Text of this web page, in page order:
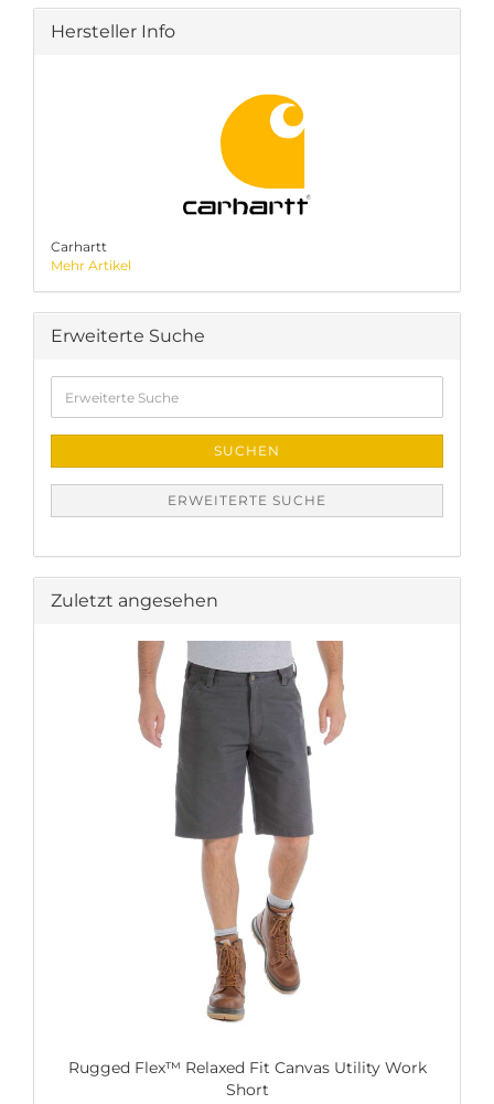
Hersteller Info
Carhartt
Mehr Artikel
Erweiterte Suche
Suche
SUCHEN
ERWEITERTE SUCHE
Zuletzt angesehen
Rugged Flex™ Relaxed Fit Canvas Utility Work
Short